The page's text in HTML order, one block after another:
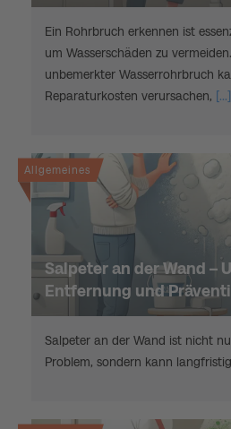
Ein Rohrbruch erkennen ist
um Wasserschäden zu
unbemerkter Wasserrohrbruch
Reparaturkosten verursachen, [...]
Allgemeines
Salpeter an der Wand –
Entfernung und
Salpeter an der Wand ist nicht
Problem, sondern kann langfristig